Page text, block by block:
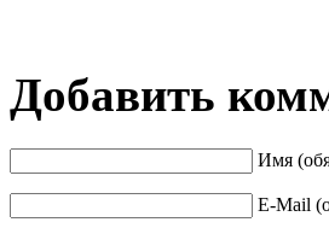
Добавить
Имя
E-Mail